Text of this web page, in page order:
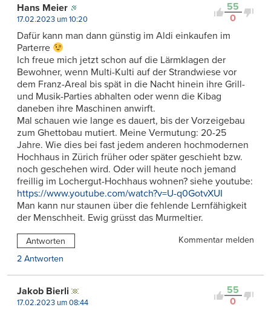
55
0
Hans Meier
17.02.2023 um 10:20
Dafür kann man dann günstig im Aldi einkaufen im
Parterre
Ich freue mich jetzt schon auf die Lärmklagen der
Bewohner, wenn Multi-Kulti auf der Strandwiese vor
dem Franz-Areal bis spät in die Nacht hinein ihre Grill-
und Musik-Parties abhalten oder wenn die Kibag
daneben ihre Maschinen anwirft.
Mal schauen wie lange es dauert, bis der Vorzeigebau
zum Ghettobau mutiert. Meine Vermutung: 20-25
Jahre. Wie dies bei fast jedem anderen hochmodernen
Hochhaus in Zürich früher oder später geschieht bzw.
noch geschehen wird. Oder will heute noch jemand
freillig im Lochergut-Hochhaus wohnen? siehe youtube:
https://www.youtube.com/watch?v=U-q0GotvXUI
Man kann nur staunen über die fehlende Lernfähigkeit
der Menschheit. Ewig grüsst das Murmeltier.
Antworten
Kommentar melden
2 Antworten
55
0
Jakob Bierli
17.02.2023 um 08:44